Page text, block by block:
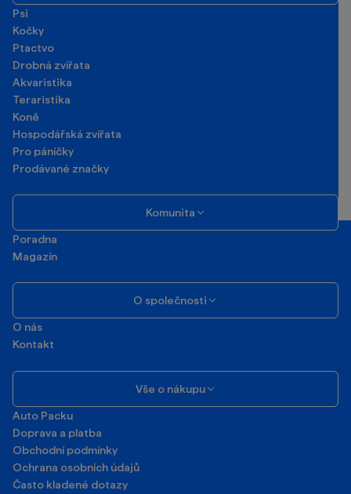
Psi
Kočky
Ptactvo
Drobná zvířata
Akvaristika
Teraristika
Koně
Hospodářská zvířata
Pro páníčky
Prodávané značky
Komunita
Poradna
Magazín
O společnosti
O nás
Kontakt
Vše o nákupu
Auto Packu
Doprava a platba
Obchodní podmínky
Ochrana osobních údajů
Často kladené dotazy